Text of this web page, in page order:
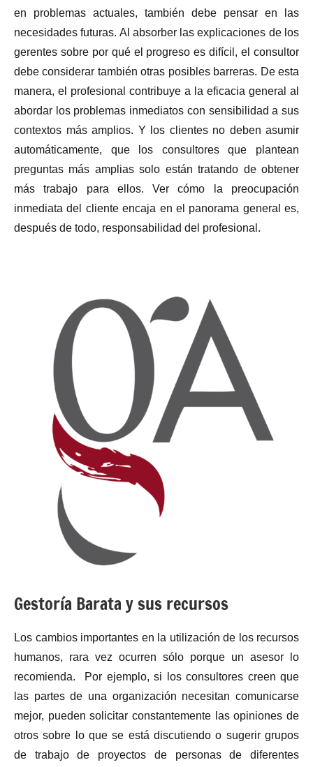
en problemas actuales, también debe pensar en las
necesidades futuras. Al absorber las explicaciones de los
gerentes sobre por qué el progreso es difícil, el consultor
debe considerar también otras posibles barreras. De esta
manera, el profesional contribuye a la eficacia general al
abordar los problemas inmediatos con sensibilidad a sus
contextos más amplios. Y los clientes no deben asumir
automáticamente, que los consultores que plantean
preguntas más amplias solo están tratando de obtener
más trabajo para ellos. Ver cómo la preocupación
inmediata del cliente encaja en el panorama general es,
después de todo, responsabilidad del profesional.
Gestoría Barata y sus recursos
Los cambios importantes en la utilización de los recursos
humanos, rara vez ocurren sólo porque un asesor lo
recomienda. Por ejemplo, si los consultores creen que
las partes de una organización necesitan comunicarse
mejor, pueden solicitar constantemente las opiniones de
otros sobre lo que se está discutiendo o sugerir grupos
de trabajo de proyectos de personas de diferentes